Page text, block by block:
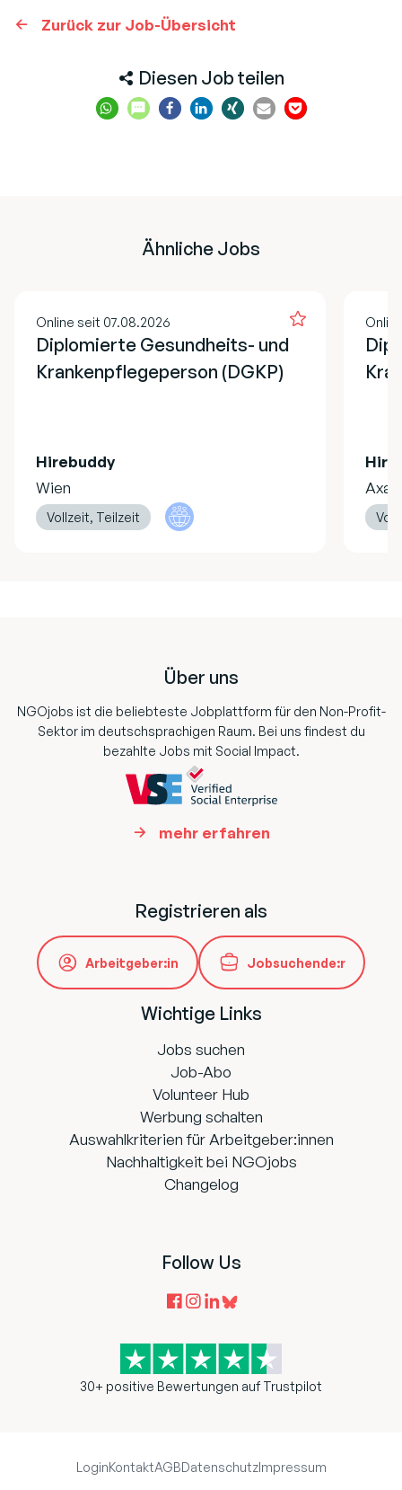
Zurück zur Job-Übersicht
Diesen Job teilen
Ähnliche Jobs
Online seit 07.08.2026
Diplomierte Gesundheits- und
Krankenpflegeperson (DGKP)
Hirebuddy
Wien
Vollzeit, Teilzeit
Über uns
NGOjobs ist die beliebteste Jobplattform für den Non-Profit-
Sektor im deutschsprachigen Raum. Bei uns findest du
bezahlte Jobs mit Social Impact.
mehr erfahren
Registrieren als
Arbeitgeber:in Jobsuchende:r
Wichtige Links
Jobs suchen
Job-Abo
Volunteer Hub
Werbung schalten
Auswahlkriterien für Arbeitgeber:innen
Nachhaltigkeit bei NGOjobs
Changelog
Follow Us
30+ positive Bewertungen auf Trustpilot
LoginKontaktAGBDatenschutzImpressum